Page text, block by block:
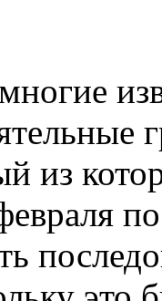
из